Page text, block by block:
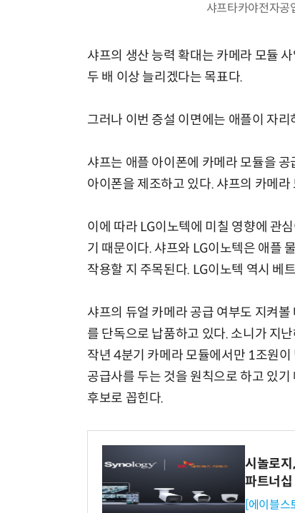
샤프타카야전자공
샤프의 생산 능력 확대는 카메라 모듈
두 배 이상 늘리겠다는 목표다.
그러나 이번 증설 이면에는 애플이 자
샤프는 애플 아이폰에 카메라 모듈을
아이폰을 제조하고 있다. 샤프의 카메
이에 따라 LG이노텍에 미칠 영향에 관
기 때문이다. 샤프와 LG이노텍은 애플
작용할 지 주목된다. LG이노텍 역시 베
샤프의 듀얼 카메라 공급 여부도 지켜
를 단독으로 납품하고 있다. 소니가 지
작년 4분기 카메라 모듈에서만 1조원
공급사를 두는 것을 원칙으로 하고 있
후보로 꼽힌다.
시놀로
파트너십
[에이블스